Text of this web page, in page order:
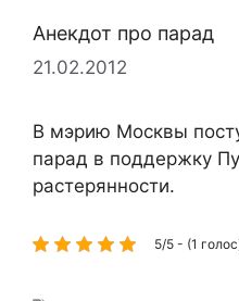
Анекдот про парад
21.02.2012
В мэрию Москвы
парад в поддержку
растерянности.
5/5 - (1